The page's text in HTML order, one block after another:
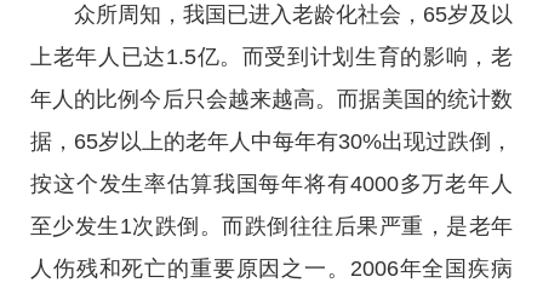
众所周知，我国已进入老龄化社会，65岁及以
上老年人已达1.5亿。而受到计划生育的影响，老
年人的比例今后只会越来越高。而据美国的统计数
据，65岁以上的老年人中每年有30%出现过跌倒，
按这个发生率估算我国每年将有4000多万老年人
至少发生1次跌倒。而跌倒往往后果严重，是老年
人伤残和死亡的重要原因之一。2006年全国疾病